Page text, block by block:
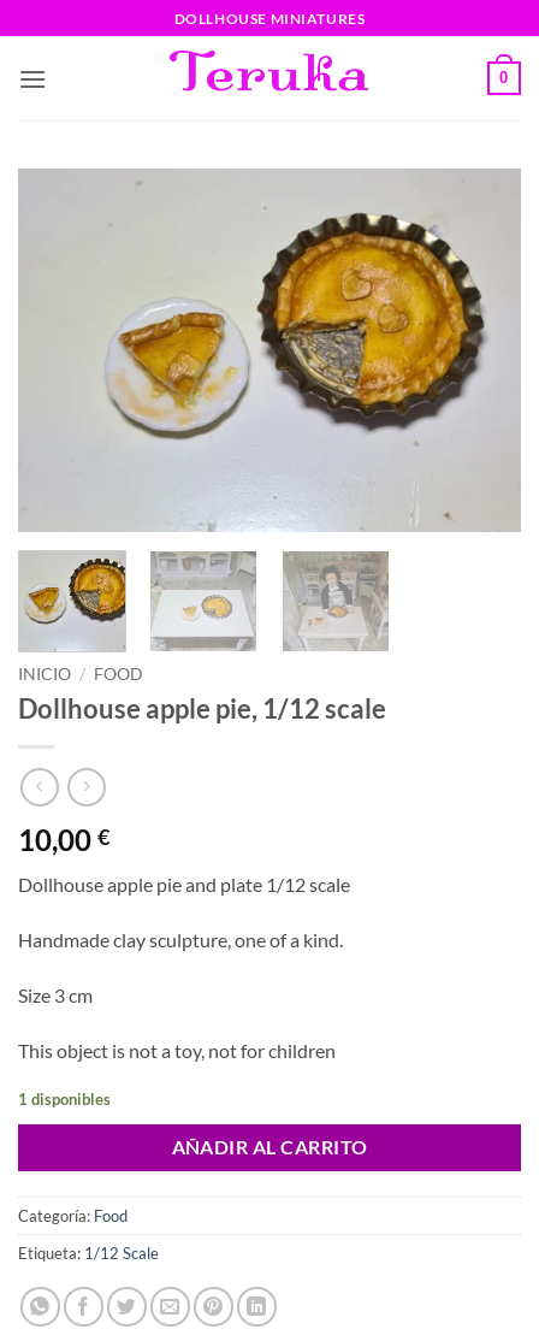
al
contenido
DOLLHOUSE MINIATURES
0
INICIO / FOOD
Dollhouse apple pie, 1/12 scale
10,00 €
Dollhouse apple pie and plate 1/12 scale
Handmade clay sculpture, one of a kind.
Size 3 cm
This object is not a toy, not for children
1 disponibles
AÑADIR AL CARRITO
Categoría: Food
Etiqueta: 1/12 Scale